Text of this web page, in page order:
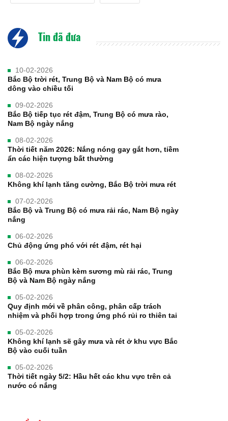
Tin đã đưa
10-02-2026
Bắc Bộ trời rét, Trung Bộ và Nam Bộ có mưa
dông vào chiều tối
09-02-2026
Bắc Bộ tiếp tục rét đậm, Trung Bộ có mưa rào,
Nam Bộ ngày nắng
08-02-2026
Thời tiết năm 2026: Nắng nóng gay gắt hơn, tiềm
ẩn các hiện tượng bất thường
08-02-2026
Không khí lạnh tăng cường, Bắc Bộ trời mưa rét
07-02-2026
Bắc Bộ và Trung Bộ có mưa rải rác, Nam Bộ ngày
nắng
06-02-2026
Chủ động ứng phó với rét đậm, rét hại
06-02-2026
Bắc Bộ mưa phùn kèm sương mù rải rác, Trung
Bộ và Nam Bộ ngày nắng
05-02-2026
Quy định mới về phân công, phân cấp trách
nhiệm và phối hợp trong ứng phó rủi ro thiên tai
05-02-2026
Không khí lạnh sẽ gây mưa và rét ở khu vực Bắc
Bộ vào cuối tuần
05-02-2026
Thời tiết ngày 5/2: Hầu hết các khu vực trên cả
nước có nắng